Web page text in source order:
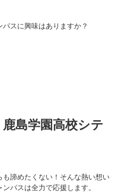
スに興味はありますか？
島学園高校シテ
も諦めたくない！そんな熱い想い
パスは全力で応援します。